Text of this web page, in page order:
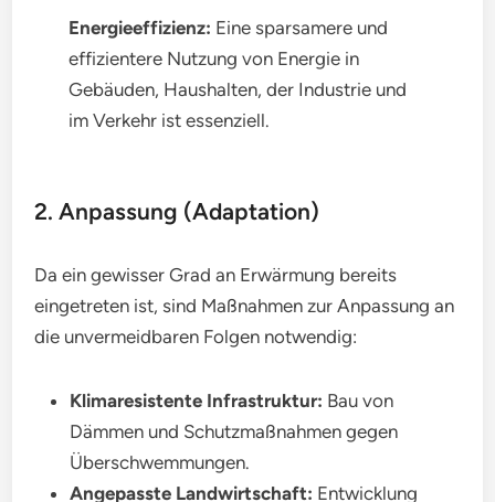
Energieeffizienz: Eine sparsamere und
effizientere Nutzung von Energie in
Gebäuden, Haushalten, der Industrie und
im Verkehr ist essenziell.
2. Anpassung (Adaptation)
Da ein gewisser Grad an Erwärmung bereits
eingetreten ist, sind Maßnahmen zur Anpassung an
die unvermeidbaren Folgen notwendig:
Klimaresistente Infrastruktur: Bau von
Dämmen und Schutzmaßnahmen gegen
Überschwemmungen.
Angepasste Landwirtschaft: Entwicklung